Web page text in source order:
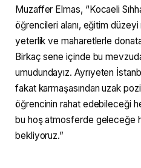
Muzaffer Elmas, “Kocaeli
öğrencileri alanı, eğitim
yeterlik ve maharetlerle
Birkaç sene içinde bu
umudundayız. Ayrıyeten
fakat karmaşasından uzak
öğrencinin rahat edebileceği
bu hoş atmosferde geleceğe
bekliyoruz.”